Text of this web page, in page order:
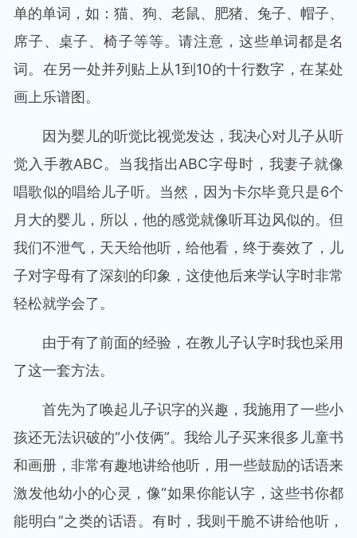
单的单词，如：猫、狗、老鼠、肥猪、兔子、帽子、
席子、桌子、椅子等等。请注意，这些单词都是名
词。在另一处并列贴上从1到10的十行数字，在某处
画上乐谱图。
因为婴儿的听觉比视觉发达，我决心对儿子从听
觉入手教ABC。当我指出ABC字母时，我妻子就像
唱歌似的唱给儿子听。当然，因为卡尔毕竟只是6个
月大的婴儿，所以，他的感觉就像听耳边风似的。但
我们不泄气，天天给他听，给他看，终于奏效了，儿
子对字母有了深刻的印象，这使他后来学认字时非常
轻松就学会了。
由于有了前面的经验，在教儿子认字时我也采用
了这一套方法。
首先为了唤起儿子识字的兴趣，我施用了一些小
孩还无法识破的“小伎俩”。我给儿子买来很多儿童书
和画册，非常有趣地讲给他听，用一些鼓励的话语来
激发他幼小的心灵，像“如果你能认字，这些书你都
能明白”之类的话语。有时，我则干脆不讲给他听，